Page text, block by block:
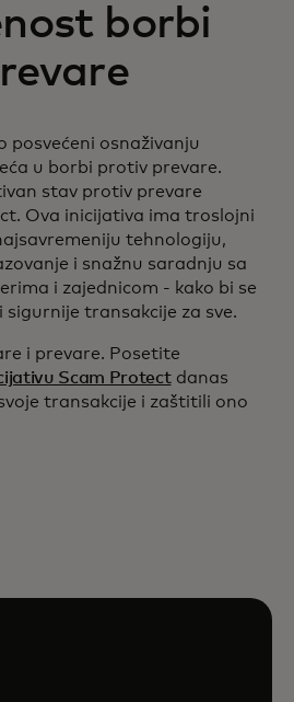
borbi
posvećeni osnaživanju
u borbi protiv prevare.
stav protiv prevare
Ova inicijativa ima troslojni
tehnologiju,
i snažnu saradnju sa
i zajednicom - kako bi se
transakcije za sve.
i prevare. Posetite
Scam Protectdanas
transakcije i zaštitili ono